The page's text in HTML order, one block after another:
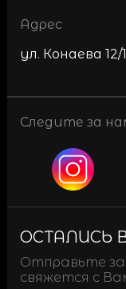
Адрес
ул. Конаева
Следите за
ОСТАЛИСЬ
Отправьте
свяжется с